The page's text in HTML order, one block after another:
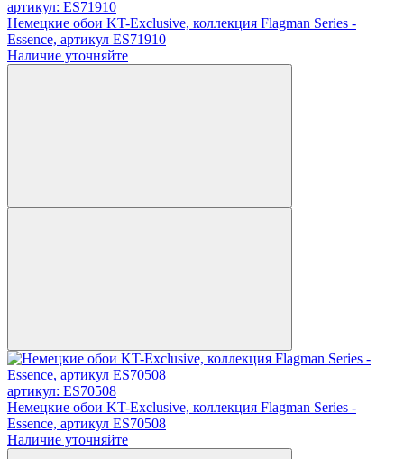
артикул: ES71910
Немецкие обои KT-Exclusive, коллекция Flagman Series -
Essence, артикул ES71910
Наличие уточняйте
артикул: ES70508
Немецкие обои KT-Exclusive, коллекция Flagman Series -
Essence, артикул ES70508
Наличие уточняйте